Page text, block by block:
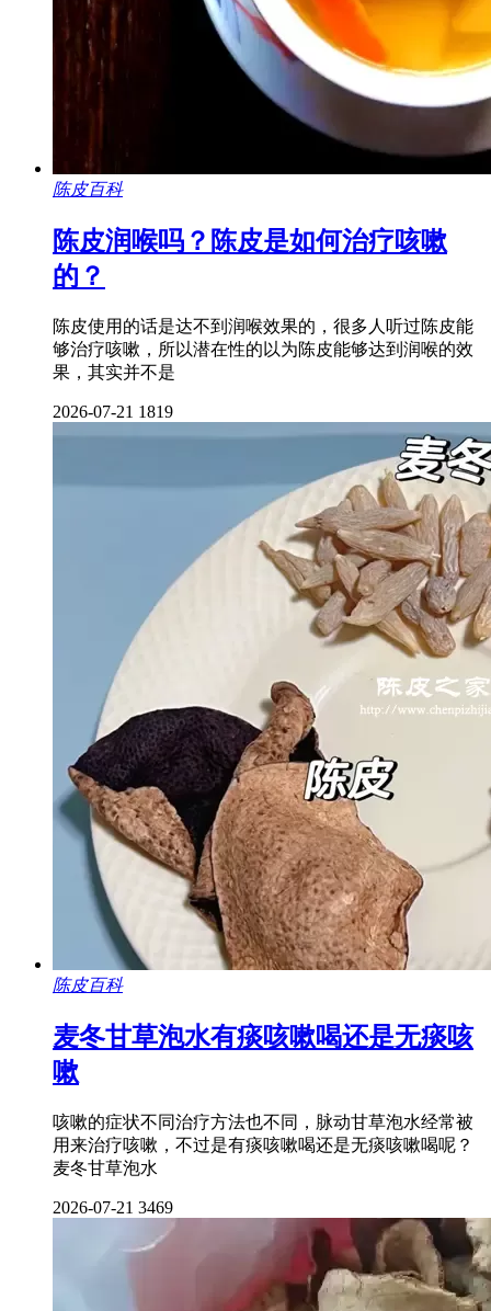
陈皮百科
陈皮润喉吗？陈皮是如何治疗咳嗽
的？
陈皮使用的话是达不到润喉效果的，很多人听过陈皮能
够治疗咳嗽，所以潜在性的以为陈皮能够达到润喉的效
果，其实并不是
2026-07-21 1819
陈皮百科
麦冬甘草泡水有痰咳嗽喝还是无痰咳
嗽
咳嗽的症状不同治疗方法也不同，脉动甘草泡水经常被
用来治疗咳嗽，不过是有痰咳嗽喝还是无痰咳嗽喝呢？
麦冬甘草泡水
2026-07-21 3469